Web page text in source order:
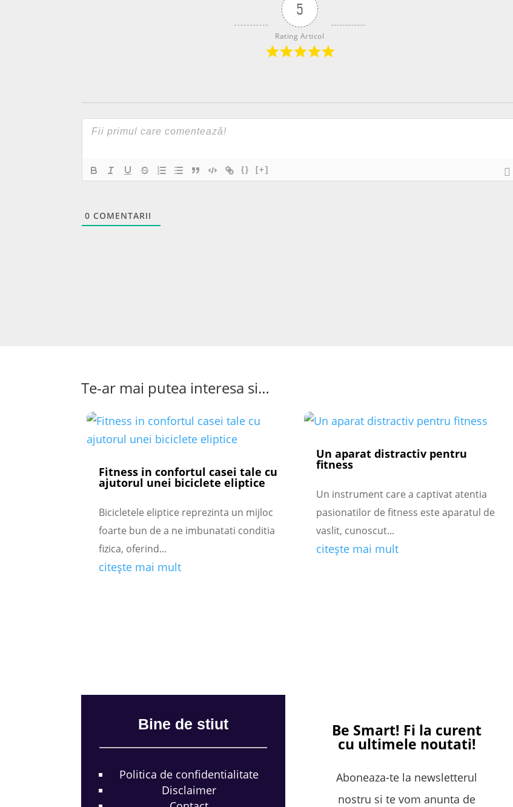
5
Rating Articol
{} [+]
0 COMENTARII
Te-ar mai putea interesa si…
Fitness in confortul casei tale cu
ajutorul unei biciclete eliptice
Bicicletele eliptice reprezinta un mijloc
foarte bun de a ne imbunatati conditia
fizica, oferind...
citește mai mult
Un aparat distractiv pentru
fitness
Un instrument care a captivat atentia
pasionatilor de fitness este aparatul de
vaslit, cunoscut...
citește mai mult
Bine de stiut
Politica de confidentialitate
Disclaimer
Be Smart! Fi la curent
cu ultimele noutati!
Aboneaza-te la newsletterul
nostru si te vom anunta de